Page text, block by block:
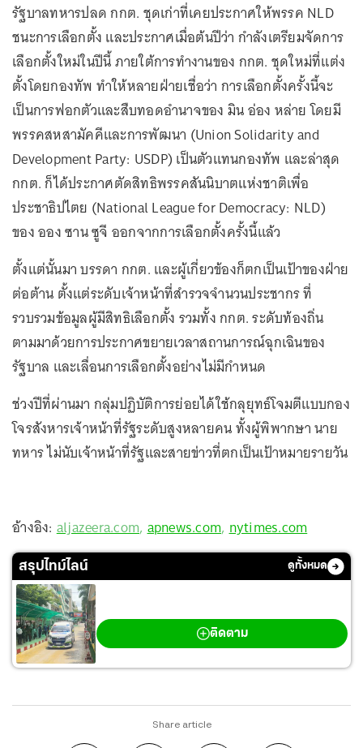
รัฐบาลทหารปลด กกต. ชุดเก่าที่เคยประกาศให้พรรค NLD
ชนะการเลือกตั้ง และประกาศเมื่อต้นปีว่า กำลังเตรียมจัดการ
เลือกตั้งใหม่ในปีนี้ ภายใต้การทำงานของ กกต. ชุดใหม่ที่แต่ง
ตั้งโดยกองทัพ ทำให้หลายฝ่ายเชื่อว่า การเลือกตั้งครั้งนี้จะ
เป็นการฟอกตัวและสืบทอดอำนาจของ มิน อ่อง หล่าย โดยมี
พรรคสหสามัคคีและการพัฒนา (Union Solidarity and
Development Party: USDP) เป็นตัวแทนกองทัพ และล่าสุด
กกต. ก็ได้ประกาศตัดสิทธิพรรคสันนิบาตแห่งชาติเพื่อ
ประชาธิปไตย (National League for Democracy: NLD)
ของ ออง ซาน ซูจี ออกจากการเลือกตั้งครั้งนี้แล้ว
ตั้งแต่นั้นมา บรรดา กกต. และผู้เกี่ยวข้องก็ตกเป็นเป้าของฝ่าย
ต่อต้าน ตั้งแต่ระดับเจ้าหน้าที่สำรวจจำนวนประชากร ที่
รวบรวมข้อมูลผู้มีสิทธิเลือกตั้ง รวมทั้ง กกต. ระดับท้องถิ่น
ตามมาด้วยการประกาศขยายเวลาสถานการณ์ฉุกเฉินของ
รัฐบาล และเลื่อนการเลือกตั้งอย่างไม่มีกำหนด
ช่วงปีที่ผ่านมา กลุ่มปฏิบัติการย่อยได้ใช้กลุยุทธ์โจมตีแบบกอง
โจรสังหารเจ้าหน้าที่รัฐระดับสูงหลายคน ทั้งผู้พิพากษา นาย
ทหาร ไม่นับเจ้าหน้าที่รัฐและสายข่าวที่ตกเป็นเป้าหมายรายวัน
อ้างอิง:aljazeera.com,apnews.com,nytimes.com
สรุปไทม์ไลน์ ดูทั้งหมด
ติดตาม
Share article